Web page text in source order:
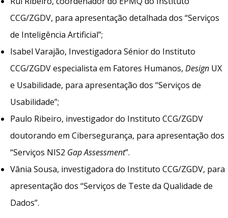
CCG/ZGDV, para apresentação detalhada dos “Serviços
de Inteligência Artificial”;
Isabel Varajão, Investigadora Sénior do Instituto
CCG/ZGDV especialista em Fatores Humanos, Design UX
e Usabilidade, para apresentação dos “Serviços de
Usabilidade”;
Paulo Ribeiro, investigador do Instituto CCG/ZGDV
doutorando em Cibersegurança, para apresentação dos
“Serviços NIS2 Gap Assessment”.
Vânia Sousa, investigadora do Instituto CCG/ZGDV, para
apresentação dos “Serviços de Teste da Qualidade de
Dados”.